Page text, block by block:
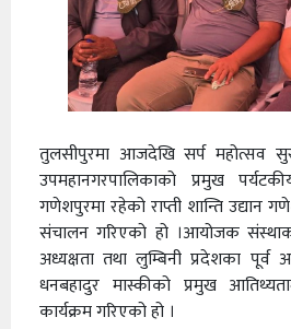
तुलसीपुरमा आजदेखि सर्प महोत्सव
उपमहानगरपालिकाको प्रमुख
गणेशपुरमा रहेको राप्ती शान्ति उद्यान
संचालन गरिएको हो ।आयोजक
अध्यक्षता तथा लुम्बिनी प्रदेशका पूर्व
धनबहादुर मास्कीको प्रमुख
कार्यक्रम गरिएको हो ।